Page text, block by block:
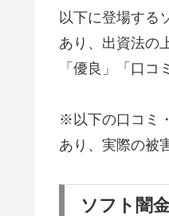
以下に登場する
あり、出資法の
「優良」「口
※以下の口コミ
あり、実際の被
ソフト闇